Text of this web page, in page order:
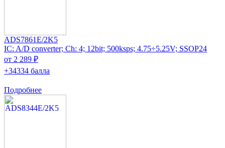
ADS7861E/2K5
IC: A/D converter; Ch: 4; 12bit; 500ksps; 4.75÷5.25V; SSOP24
от 2 289 ₽
+34334 балла
Подробнее